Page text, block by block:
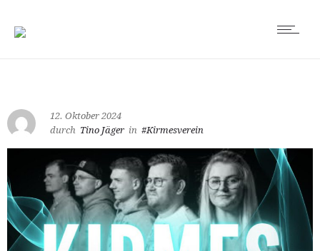
12. Oktober 2024
durch Tino Jäger in #Kirmesverein